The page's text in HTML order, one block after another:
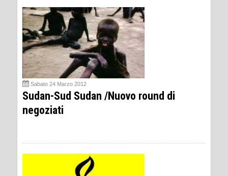
Sabato 24 Marzo 2012
Sudan-Sud Sudan /Nuovo round di
negoziati